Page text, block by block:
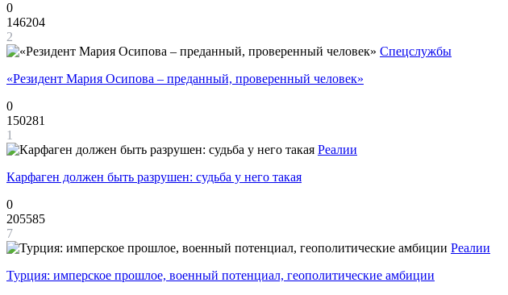
0
146204
2
Спецслужбы
«Резидент Мария Осипова – преданный, проверенный человек»
0
150281
1
Реалии
Карфаген должен быть разрушен: судьба у него такая
0
205585
7
Реалии
Турция: имперское прошлое, военный потенциал, геополитические амбиции